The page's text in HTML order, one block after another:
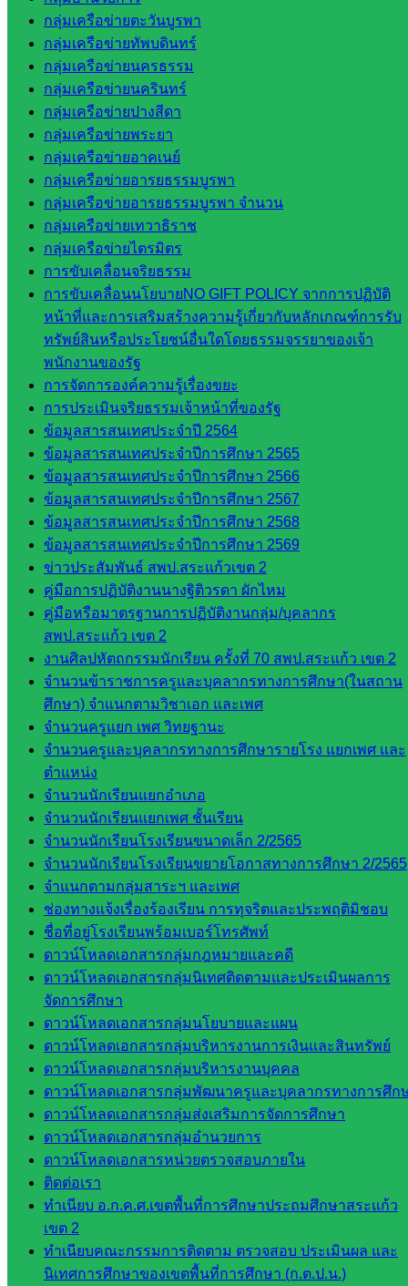
กลุ่มเครือข่ายตะวันบูรพา
กลุ่มเครือข่ายทัพบดินทร์
กลุ่มเครือข่ายนครธรรม
กลุ่มเครือข่ายนครินทร์
กลุ่มเครือข่ายปางสีดา
กลุ่มเครือข่ายพระยา
กลุ่มเครือข่ายอาคเนย์
กลุ่มเครือข่ายอารยธรรมบูรพา
กลุ่มเครือข่ายอารยธรรมบูรพา จำนวน
กลุ่มเครือข่ายเทวาธิราช
กลุ่มเครือข่ายไตรมิตร
การขับเคลื่อนจริยธรรม
การขับเคลื่อนนโยบายNO GIFT POLICY จากการปฏิบัติ
หน้าที่และการเสริมสร้างความรู้เกี่ยวกับหลักเกณฑ์การรับ
ทรัพย์สินหรือประโยชน์อื่นใดโดยธรรมจรรยาของเจ้า
พนักงานของรัฐ
การจัดการองค์ความรู้เรื่องขยะ
การประเมินจริยธรรมเจ้าหน้าที่ของรัฐ
ข้อมูลสารสนเทศประจำปี 2564
ข้อมูลสารสนเทศประจำปีการศึกษา 2565
ข้อมูลสารสนเทศประจำปีการศึกษา 2566
ข้อมูลสารสนเทศประจำปีการศึกษา 2567
ข้อมูลสารสนเทศประจำปีการศึกษา 2568
ข้อมูลสารสนเทศประจำปีการศึกษา 2569
ข่าวประสัมพันธ์ สพป.สระแก้วเขต 2
คู่มือการปฏิบัติงานนางฐิติวรดา ผักไหม
คู่มือหรือมาตรฐานการปฏิบัติงานกลุ่ม/บุคลากร
สพป.สระแก้ว เขต 2
งานศิลปหัตถกรรมนักเรียน ครั้งที่ 70 สพป.สระแก้ว เขต 2
จำนวนข้าราชการครูและบุคลากรทางการศึกษา(ในสถาน
ศึกษา) จำแนกตามวิชาเอก และเพศ
จำนวนครูแยก เพศ วิทยฐานะ
จำนวนครูและบุคลากรทางการศึกษารายโรง แยกเพศ และ
ตำแหน่ง
จำนวนนักเรียนแยกอำเภอ
จำนวนนักเรียนแยกเพศ ชั้นเรียน
จำนวนนักเรียนโรงเรียนขนาดเล็ก 2/2565
จำนวนนักเรียนโรงเรียนขยายโอกาสทางการศึกษา 2/2565
จำแนกตามกลุ่มสาระฯ และเพศ
ช่องทางแจ้งเรื่องร้องเรียน การทุจริตและประพฤติมิชอบ
ชื่อที่อยู่โรงเรียนพร้อมเบอร์โทรศัพท์
ดาวน์โหลดเอกสารกลุ่มกฎหมายและคดี
ดาวน์โหลดเอกสารกลุ่มนิเทศติดตามและประเมินผลการ
จัดการศึกษา
ดาวน์โหลดเอกสารกลุ่มนโยบายและแผน
ดาวน์โหลดเอกสารกลุ่มบริหารงานการเงินและสินทรัพย์
ดาวน์โหลดเอกสารกลุ่มบริหารงานบุคคล
ดาวน์โหลดเอกสารกลุ่มพัฒนาครูและบุคลากรทางการศึก
ดาวน์โหลดเอกสารกลุ่มส่งเสริมการจัดการศึกษา
ดาวน์โหลดเอกสารกลุ่มอำนวยการ
ดาวน์โหลดเอกสารหน่วยตรวจสอบภายใน
ติดต่อเรา
ทำเนียบ อ.ก.ค.ศ.เขตพื้นที่การศึกษาประถมศึกษาสระแก้ว
เขต 2
ทำเนียบคณะกรรมการติดตาม ตรวจสอบ ประเมินผล และ
นิเทศการศึกษาของเขตพื้นที่การศึกษา (ก.ต.ป.น.)
สระแก้ว
สำนักงาน
ส.ก.ส.ค.
จังหวัด
สระแก้ว
สพป.
สระแก้ว
เขต 1
สพป.สระแก้ว
เขต 2
โรงเรียน
ในสังกัด
สพป.สระแก้ว
เขต 1
โรงเรียน
ในสังกัด
สพป.สระแก้ว
เขต 2
วิทยาลัย
เทคนิค
สระแก้ว
วิทยาลัย
เทคนิค
วังน้ำเย็น
กศน.สระแก้ว
เว็บไซต์
กลุ่มงาน
ใน
สำนักงาน
กลุ่
มอำนวย
การ
กลุ่ม
บริหาร
งานงาน
เงินและ
สินทรัพย์
กลุ่มน
โยบาย
และแผน
กลุ่มส่ง
เสริมการ
จัดการ
ศึกษา
กลุ่ม
บริหาร
งาน
บุคคล
กลุ่ม
พัฒนาครู
และบุ
คลากรฯ